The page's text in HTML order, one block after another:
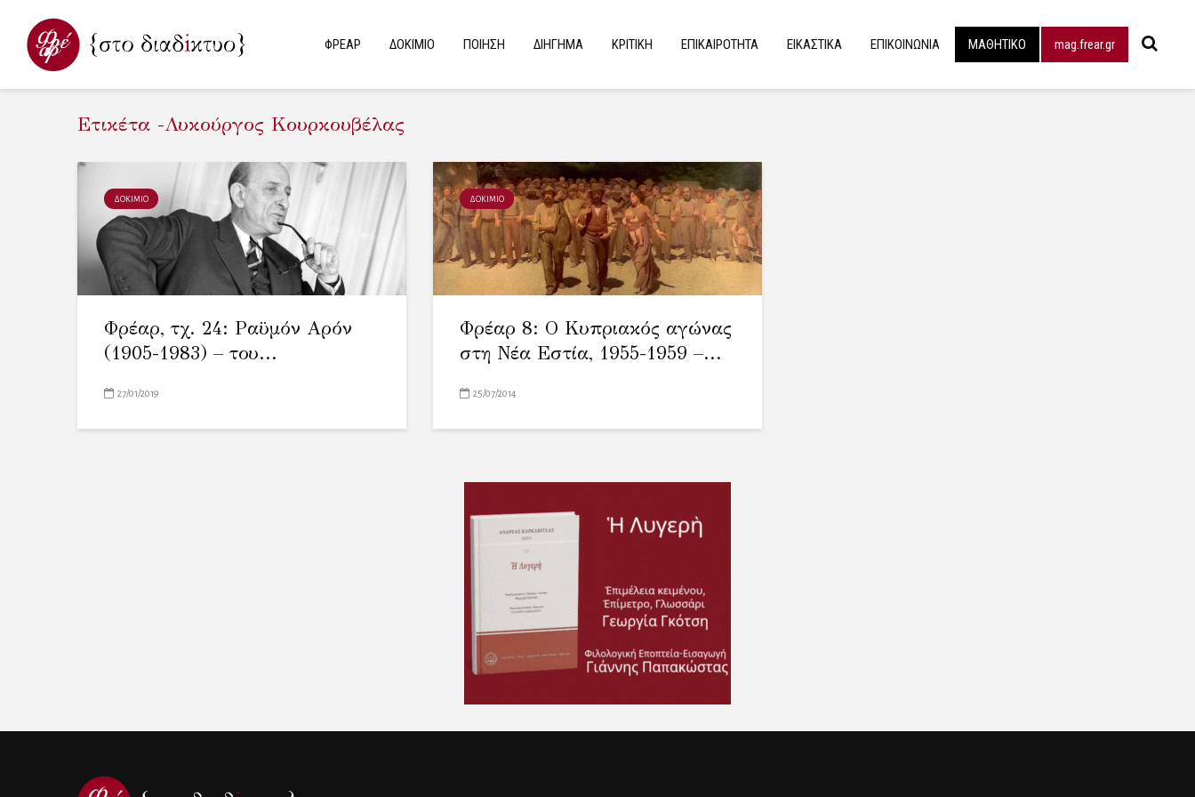
ΦΡΕΑΡ ΔΟΚΙΜΙΟ ΠΟΙΗΣΗ ΔΙΗΓΗΜΑ ΚΡΙΤΙΚΗ ΕΠΙΚΑΙΡΟΤΗΤΑ ΕΙΚΑΣΤΙΚΑ ΕΠΙΚΟΙΝΩΝΙΑ ΜΑΘΗΤΙΚΟ mag.frear.gr
Ετικέτα -Λυκούργος Κουρκουβέλας
ΔΟΚΙΜΙΟ
Φρέαρ, τχ. 24: Ραϋμόν Αρόν
(1905-1983) – του...
27/01/2019
ΔΟΚΙΜΙΟ
Φρέαρ 8: Ο Κυπριακός αγώνας
στη Νέα Εστία, 1955-1959 –...
25/07/2014